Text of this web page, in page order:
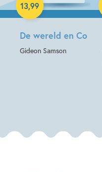
De wereld en Co
Gideon Samson
13,99